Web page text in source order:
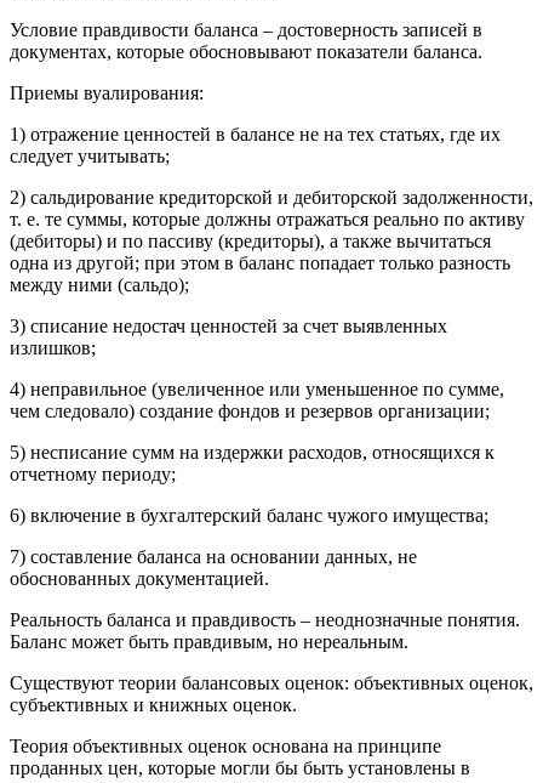
Условие правдивости баланса – достоверность записей в
документах, которые обосновывают показатели баланса.
Приемы вуалирования:
1) отражение ценностей в балансе не на тех статьях, где их
следует учитывать;
2) сальдирование кредиторской и дебиторской задолженности,
т. е. те суммы, которые должны отражаться реально по активу
(дебиторы) и по пассиву (кредиторы), а также вычитаться
одна из другой; при этом в баланс попадает только разность
между ними (сальдо);
3) списание недостач ценностей за счет выявленных
излишков;
4) неправильное (увеличенное или уменьшенное по сумме,
чем следовало) создание фондов и резервов организации;
5) несписание сумм на издержки расходов, относящихся к
отчетному периоду;
6) включение в бухгалтерский баланс чужого имущества;
7) составление баланса на основании данных, не
обоснованных документацией.
Реальность баланса и правдивость – неоднозначные понятия.
Баланс может быть правдивым, но нереальным.
Существуют теории балансовых оценок: объективных оценок,
субъективных и книжных оценок.
Теория объективных оценок основана на принципе
проданных цен, которые могли бы быть установлены в